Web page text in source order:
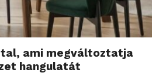
ami megváltoztatja
hangulatát